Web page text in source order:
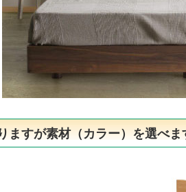
ますが素材（カラー）を選べま